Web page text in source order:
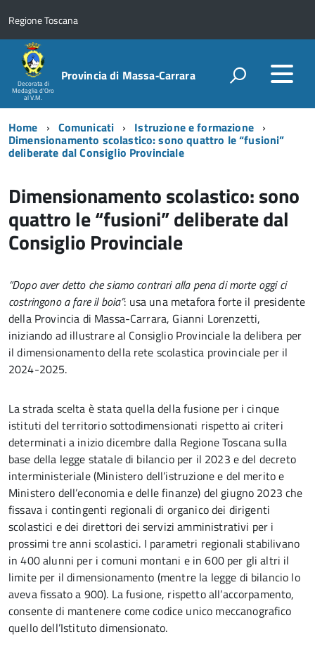
Regione Toscana
Decorata di
Medaglia d'Oro
al V.M.
Provincia di Massa‑Carrara
Home Comunicati Istruzione e formazione
Dimensionamento scolastico: sono quattro le “fusioni”
deliberate dal Consiglio Provinciale
Dimensionamento scolastico: sono
quattro le “fusioni” deliberate dal
Consiglio Provinciale
“Dopo aver detto che siamo contrari alla pena di morte oggi ci
costringono a fare il boia”: usa una metafora forte il presidente
della Provincia di Massa-Carrara, Gianni Lorenzetti,
iniziando ad illustrare al Consiglio Provinciale la delibera per
il dimensionamento della rete scolastica provinciale per il
2024-2025.
La strada scelta è stata quella della fusione per i cinque
istituti del territorio sottodimensionati rispetto ai criteri
determinati a inizio dicembre dalla Regione Toscana sulla
base della legge statale di bilancio per il 2023 e del decreto
interministeriale (Ministero dell’istruzione e del merito e
Ministero dell’economia e delle finanze) del giugno 2023 che
fissava i contingenti regionali di organico dei dirigenti
scolastici e dei direttori dei servizi amministrativi per i
prossimi tre anni scolastici. I parametri regionali stabilivano
in 400 alunni per i comuni montani e in 600 per gli altri il
limite per il dimensionamento (mentre la legge di bilancio lo
aveva fissato a 900). La fusione, rispetto all’accorpamento,
consente di mantenere come codice unico meccanografico
quello dell’Istituto dimensionato.